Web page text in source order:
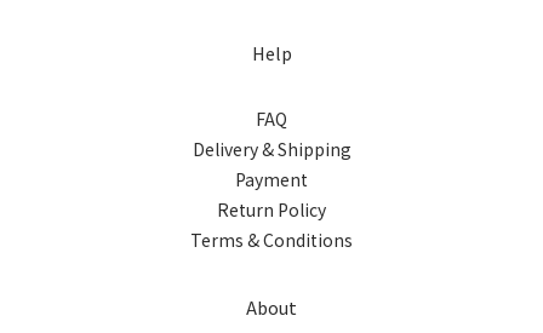
Help
FAQ
Delivery & Shipping
Payment
Return Policy
Terms & Conditions
About